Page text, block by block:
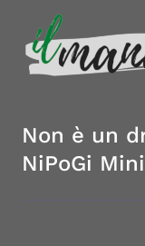
Non è un
NiPoGi